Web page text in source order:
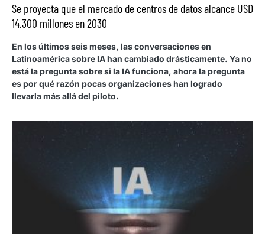
Se proyecta que el mercado de centros de datos alcance USD
14.300 millones en 2030
En los últimos seis meses, las conversaciones en
Latinoamérica sobre IA han cambiado drásticamente. Ya no
está la pregunta sobre si la IA funciona, ahora la pregunta
es por qué razón pocas organizaciones han logrado
llevarla más allá del piloto.